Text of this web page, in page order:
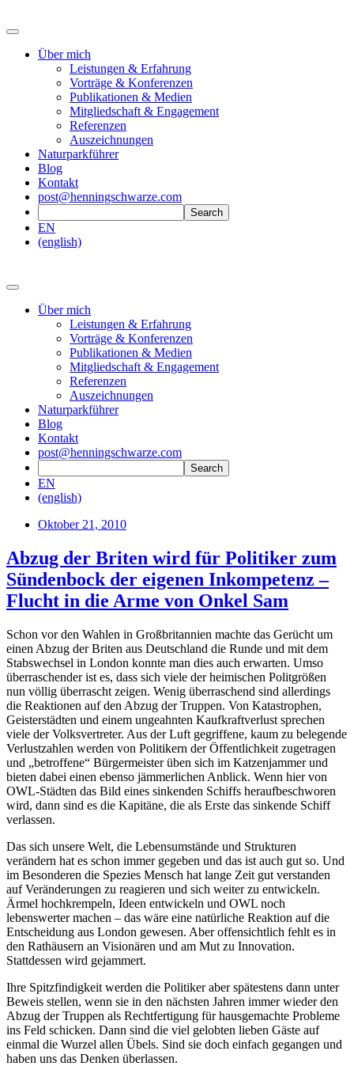
Über mich
Leistungen & Erfahrung
Vorträge & Konferenzen
Publikationen & Medien
Mitgliedschaft & Engagement
Referenzen
Auszeichnungen
Naturparkführer
Blog
Kontakt
post@henningschwarze.com
EN
(english)
Über mich
Leistungen & Erfahrung
Vorträge & Konferenzen
Publikationen & Medien
Mitgliedschaft & Engagement
Referenzen
Auszeichnungen
Naturparkführer
Blog
Kontakt
post@henningschwarze.com
EN
(english)
Oktober 21, 2010
Abzug der Briten wird für Politiker zum
Sündenbock der eigenen Inkompetenz –
Flucht in die Arme von Onkel Sam
Schon vor den Wahlen in Großbritannien machte das Gerücht um
einen Abzug der Briten aus Deutschland die Runde und mit dem
Stabswechsel in London konnte man dies auch erwarten. Umso
überraschender ist es, dass sich viele der heimischen Politgrößen
nun völlig überrascht zeigen. Wenig überraschend sind allerdings
die Reaktionen auf den Abzug der Truppen. Von Katastrophen,
Geisterstädten und einem ungeahnten Kaufkraftverlust sprechen
viele der Volksvertreter. Aus der Luft gegriffene, kaum zu belegende
Verlustzahlen werden von Politikern der Öffentlichkeit zugetragen
und „betroffene“ Bürgermeister üben sich im Katzenjammer und
bieten dabei einen ebenso jämmerlichen Anblick. Wenn hier von
OWL-Städten das Bild eines sinkenden Schiffs heraufbeschworen
wird, dann sind es die Kapitäne, die als Erste das sinkende Schiff
verlassen.
Das sich unsere Welt, die Lebensumstände und Strukturen
verändern hat es schon immer gegeben und das ist auch gut so. Und
im Besonderen die Spezies Mensch hat lange Zeit gut verstanden
auf Veränderungen zu reagieren und sich weiter zu entwickeln.
Ärmel hochkrempeln, Ideen entwickeln und OWL noch
lebenswerter machen – das wäre eine natürliche Reaktion auf die
Entscheidung aus London gewesen. Aber offensichtlich fehlt es in
den Rathäusern an Visionären und am Mut zu Innovation.
Stattdessen wird gejammert.
Ihre Spitzfindigkeit werden die Politiker aber spätestens dann unter
Beweis stellen, wenn sie in den nächsten Jahren immer wieder den
Abzug der Truppen als Rechtfertigung für hausgemachte Probleme
ins Feld schicken. Dann sind die viel gelobten lieben Gäste auf
einmal die Wurzel allen Übels. Sind sie doch einfach gegangen und
haben uns das Denken überlassen.